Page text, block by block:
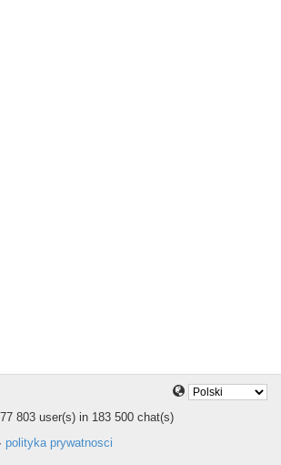
803 user(s) in 183 500 chat(s)
polityka prywatnosci